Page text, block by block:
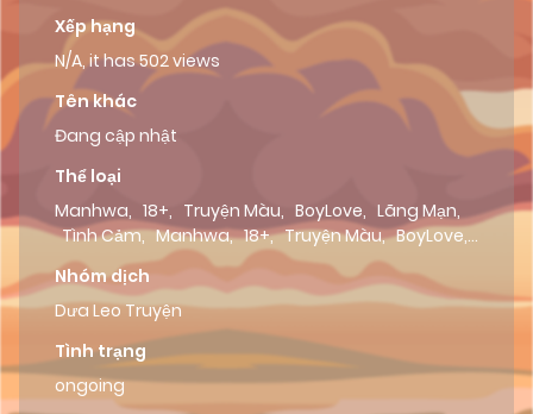
Xếp hạng
N/A, it has 502 views
Tên khác
Đang cập nhật
Thể loại
Manhwa, 18+, Truyện Màu, BoyLove, Lãng Mạn,
Tình Cảm, Manhwa, 18+, Truyện Màu, BoyLove,
Lãng Mạn, Tình Cảm
Nhóm dịch
Dưa Leo Truyện
Tình trạng
ongoing